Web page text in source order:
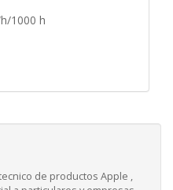
1000 h
de productos Apple ,